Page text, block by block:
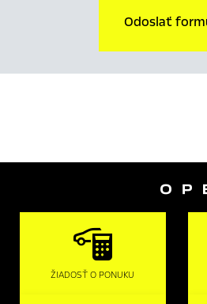
Odoslať

ŽIADOSŤ O PONUKU